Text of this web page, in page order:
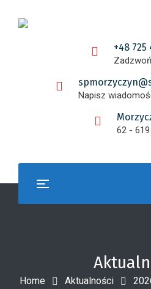
+48 725
Zadzwoń
Napisz
62 -
Home Aktualności